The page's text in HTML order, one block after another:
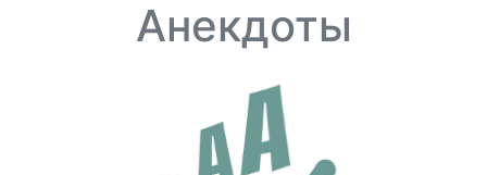
Анекдоты